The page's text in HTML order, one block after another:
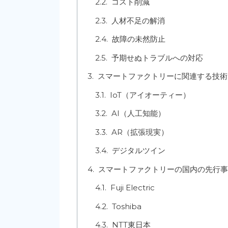
人材不足の解消
故障の未然防止
予期せぬトラブルへの対応
スマートファクトリーに関連する技術
IoT（アイオーティー）
AI（人工知能）
AR（拡張現実）
デジタルツイン
スマートファクトリーの国内の先行
Fuji Electric
Toshiba
NTT東日本